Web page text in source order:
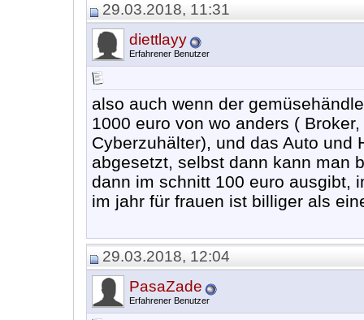
29.03.2018, 11:31
diettlayy
Erfahrener Benutzer
also auch wenn der
1000 euro von wo anders (
Cyberzuhälter), und das Auto und
abgesetzt, selbst dann kann man
dann im schnitt 100 euro ausgibt,
im jahr für frauen ist billiger als
29.03.2018, 12:04
PasaZade
Erfahrener Benutzer